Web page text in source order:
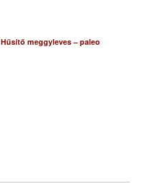
Hűsítő meggyleves – paleo